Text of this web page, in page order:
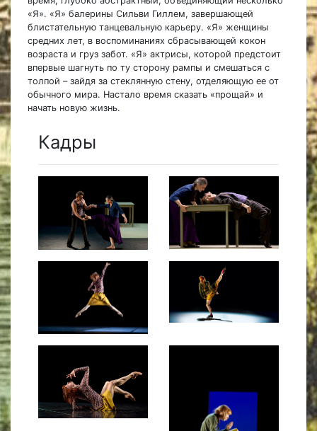
«Я». «Я» балерины Сильви Гиллем, завершающей
блистательную танцевальную карьеру. «Я» женщины
средних лет, в воспоминаниях сбрасывающей кокон
возраста и груз забот. «Я» актрисы, которой предстоит
впервые шагнуть по ту сторону рампы и смешаться с
толпой – зайдя за стеклянную стену, отделяющую ее от
обычного мира. Настало время сказать «прощай» и
начать новую жизнь.
Кадры